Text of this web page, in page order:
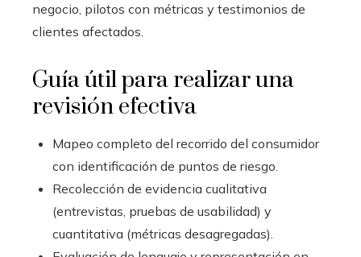
negocio, pilotos con métricas y testimonios de
clientes afectados.
Guía útil para realizar una
revisión efectiva
Mapeo completo del recorrido del consumidor
con identificación de puntos de riesgo.
Recolección de evidencia cualitativa
(entrevistas, pruebas de usabilidad) y
cuantitativa (métricas desagregadas).